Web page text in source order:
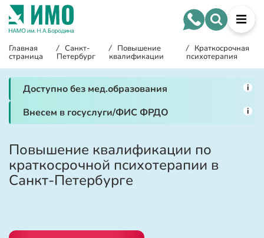
Главная
страница
/ Санкт-
Петербург
/ Повышение
квалификации
/ Краткосрочная
психотерапия
Доступно без мед.образования i
Внесем в госуслуги/ФИС ФРДО i
Повышение квалификации по
краткосрочной психотерапии в
Санкт-Петербурге